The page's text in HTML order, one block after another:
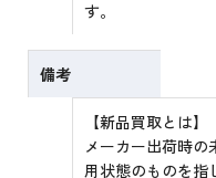
す。
備考
【新品買取とは】
メーカー出荷時の
用状態のものを指